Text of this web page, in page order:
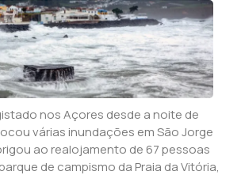
nos Açores desde a noite de
várias inundações em São Jorge
ao realojamento de 67 pessoas
de campismo da Praia da Vitória,